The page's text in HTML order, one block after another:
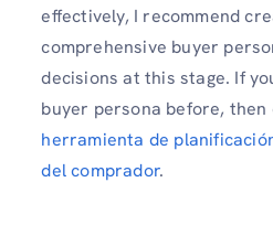
effectively, I recommend
comprehensive buyer
decisions at this stage. If
buyer persona before, then
herramienta de
del comprador.